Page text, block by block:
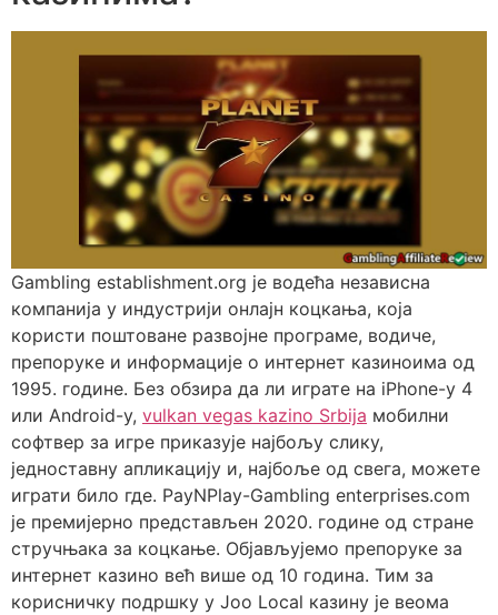
Gambling establishment.org је водећа независна
компанија у индустрији онлајн коцкања, која
користи поштоване развојне програме, водиче,
препоруке и информације о интернет казиноима од
1995. године. Без обзира да ли играте на iPhone-у 4
или Android-у, vulkan vegas kazino Srbija мобилни
софтвер за игре приказује најбољу слику,
једноставну апликацију и, најбоље од свега, можете
играти било где. PayNPlay-Gambling enterprises.com
је премијерно представљен 2020. године од стране
стручњака за коцкање. Објављујемо препоруке за
интернет казино већ више од 10 година. Тим за
корисничку подршку у Joo Local казину је веома